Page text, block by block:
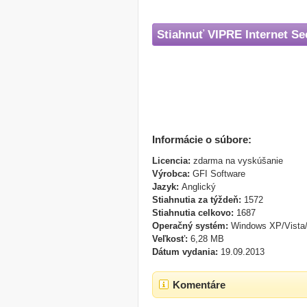
Stiahnuť VIPRE Internet
Informácie o súbore:
Licencia: zdarma na vyskúšanie
Výrobca: GFI Software
Jazyk: Anglický
Stiahnutia za týždeň: 1572
Stiahnutia celkovo: 1687
Operačný systém: Windows XP/
Veľkosť: 6,28 MB
Dátum vydania: 19.09.2013
Komentáre